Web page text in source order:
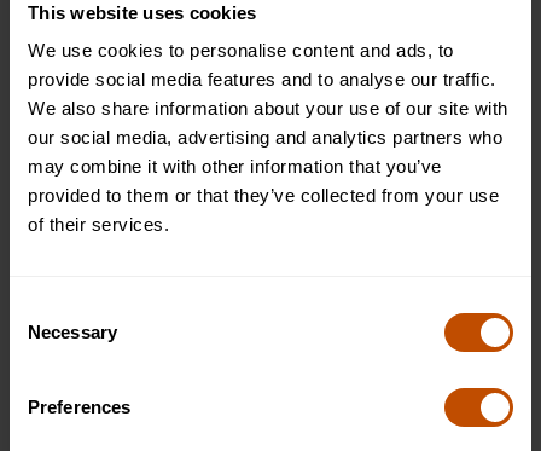
This website uses cookies
We use cookies to personalise content and ads, to
provide social media features and to analyse our traffic.
We also share information about your use of our site with
our social media, advertising and analytics partners who
may combine it with other information that you’ve
provided to them or that they’ve collected from your use
of their services.
Selection
Necessary
Preferences
jóvenes para que exploren los campos dinámicos de la
economía y las finanzas. Nuestras experiencias de
aprendizaje personalizadas, diseñadas para niños de 16 a 17
años, fomentan el pensamiento independiente dentro de una
comunidad de apoyo, que se imparte en prestigiosos
colegios de la Universidad de Cambridge.Aplica ahora
estudiar Economía y Finanzas y embarcarse en un viaje de
escuela de verano transformador con Oxford Summer
La economía es el estudio de cómo las sociedades asignan